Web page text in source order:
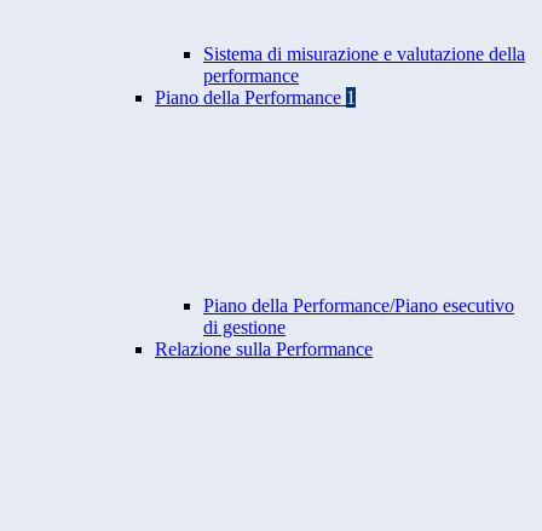
Sistema di misurazione e valutazione della
performance
Piano della Performance 1
Piano della Performance/Piano esecutivo
di gestione
Relazione sulla Performance